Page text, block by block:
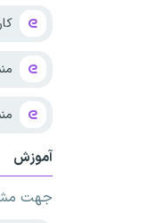
آموزش
جهت